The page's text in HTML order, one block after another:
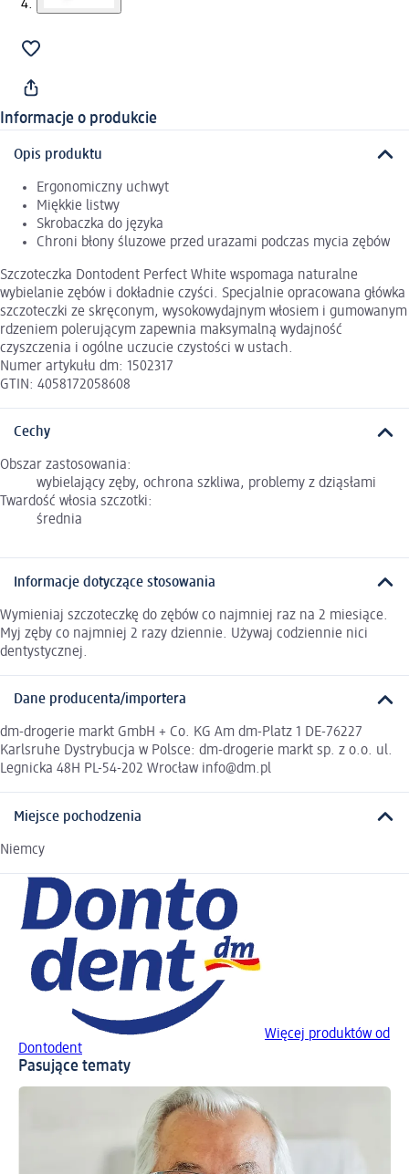
Informacje o produkcie
Opis produktu
Ergonomiczny uchwyt
Miękkie listwy
Skrobaczka do języka
Chroni błony śluzowe przed urazami podczas mycia zębów
Szczoteczka Dontodent Perfect White wspomaga naturalne
wybielanie zębów i dokładnie czyści. Specjalnie opracowana główka
szczoteczki ze skręconym, wysokowydajnym włosiem i gumowanym
rdzeniem polerującym zapewnia maksymalną wydajność
czyszczenia i ogólne uczucie czystości w ustach.
Numer artykułu dm: 1502317
GTIN: 4058172058608
Cechy
Obszar zastosowania:
wybielający zęby, ochrona szkliwa, problemy z dziąsłami
Twardość włosia szczotki:
średnia
Informacje dotyczące stosowania
Wymieniaj szczoteczkę do zębów co najmniej raz na 2 miesiące.
Myj zęby co najmniej 2 razy dziennie. Używaj codziennie nici
dentystycznej.
Dane producenta/importera
dm-drogerie markt GmbH + Co. KG Am dm-Platz 1 DE-76227
Karlsruhe Dystrybucja w Polsce: dm-drogerie markt sp. z o.o. ul.
Legnicka 48H PL-54-202 Wrocław info@dm.pl
Miejsce pochodzenia
Niemcy
Więcej produktów od
Dontodent
Pasujące tematy